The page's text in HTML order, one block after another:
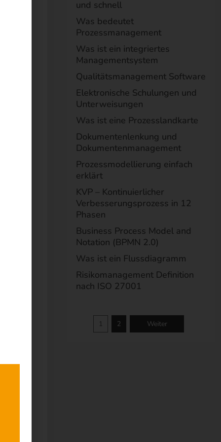
und schnell
Was bedeutet
Prozessmanagement
Was ist ein integriertes
Managementsystem
Qualitätsmanagement Software
Elektronische Schulungen und
Unterweisungen
Was ist eine Prozesslandkarte
Dokumentenlenkung und
Dokumentenmanagement
Prozessmodellierung einfach
erklärt
KVP – Kontinuierlicher
Verbesserungsprozess in 12
Phasen
Business Process Model and
Notation (BPMN 2.0)
Was ist ein Flussdiagramm
Risikomanagement Definition
nach ISO 27001
1 2 Weiter